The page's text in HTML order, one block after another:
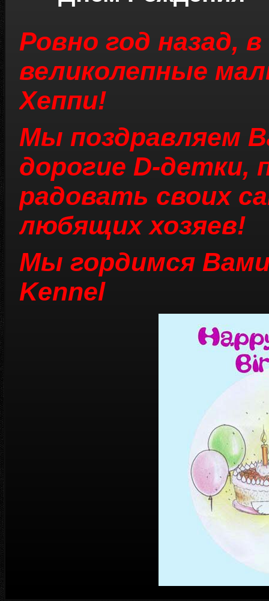
Ровно год назад,
великолепные
Хеппи!
Мы поздравляем
дорогие D-детки,
радовать своих
любящих хозяев!
Мы гордимся
Kennel